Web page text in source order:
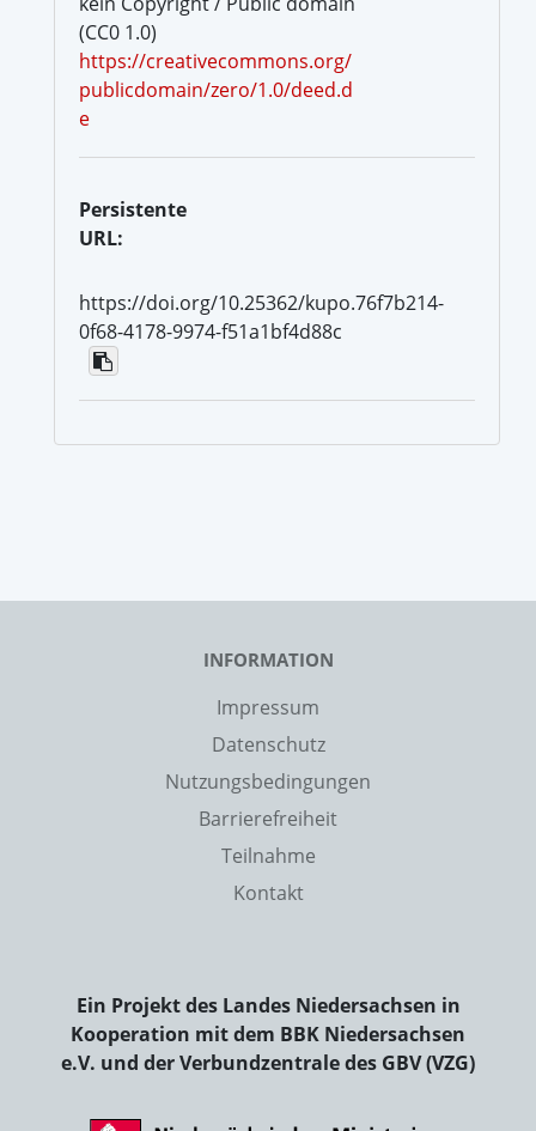
(CC0 1.0)
https://creativecommons.org/
publicdomain/zero/1.0/deed.d
e
Persistente
URL:
https://doi.org/10.25362/kupo.76f7b214-
0f68-4178-9974-f51a1bf4d88c
INFORMATION
Impressum
Datenschutz
Nutzungsbedingungen
Barrierefreiheit
Teilnahme
Kontakt
Ein Projekt des Landes Niedersachsen in
Kooperation mit dem BBK Niedersachsen
e.V. und der Verbundzentrale des GBV (VZG)